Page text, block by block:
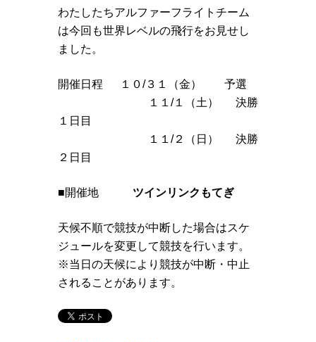
わたしたちアルファーフライトチーム
は今回も世界レベルの飛行をお見せし
ました。
開催日程 １０/３１（金） 予選
１１/１（土） 決勝
１日目
１１/２（日） 決勝
２日目
■開催地 ツインリンクもてぎ
天候不順で競技が中断した場合はスケ
ジュールを変更して競技を行います。
※当日の天候により競技が中断・中止
されることがあります。